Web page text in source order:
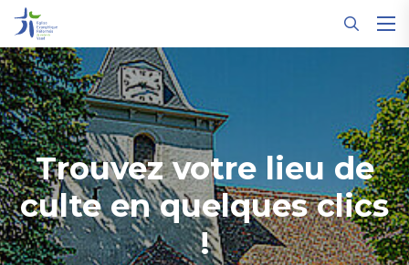
Trouvez votre lieu de
culte en quelques clics
!
Panneau de gestion des cookies